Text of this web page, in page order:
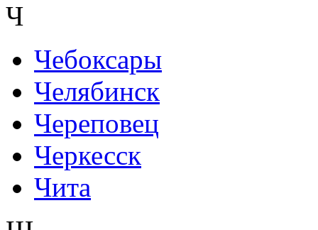
Ч
Чебоксары
Челябинск
Череповец
Черкесск
Чита